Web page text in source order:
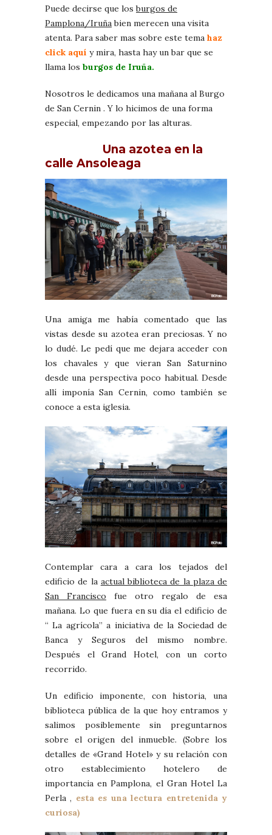
Puede decirse que losburgos de
Pamplona/Iruñabien merecen una visita
atenta. Para saber mas sobre este tema haz
click aquí y mira, hasta hay un bar que se
llama los burgos de Iruña.
Nosotros le dedicamos una mañana al Burgo
de San Cernin . Y lo hicimos de una forma
especial, empezando por las alturas.
Una azotea en la
calle Ansoleaga
Una amiga me había comentado que las
vistas desde su azotea eran preciosas. Y no
lo dudé. Le pedí que me dejara acceder con
los chavales y que vieran San Saturnino
desde una perspectiva poco habitual. Desde
allí imponía San Cernin, como también se
conoce a esta iglesia.
Contemplar cara a cara los tejados del
edificio de la actual biblioteca de la plaza de
San Francisco fue otro regalo de esa
mañana. Lo que fuera en su día el edificio de
“ La agrícola” a iniciativa de la Sociedad de
Banca y Seguros del mismo nombre.
Después el Grand Hotel, con un corto
recorrido.
Un edificio imponente, con historia, una
biblioteca pública de la que hoy entramos y
salimos posiblemente sin preguntarnos
sobre el origen del inmueble. (Sobre los
detalles de «Grand Hotel» y su relación con
otro establecimiento hotelero de
importancia en Pamplona, el Gran Hotel La
Perla , esta es una lectura entretenida y
curiosa)